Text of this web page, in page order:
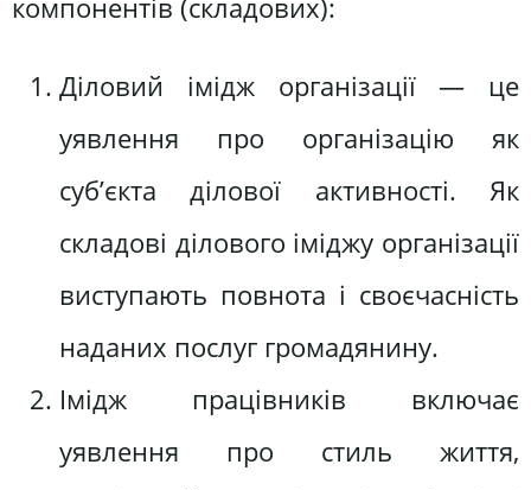
компонентів (складових):
Діловий імідж організації — це
уявлення про організацію як
суб’єкта ділової активності. Як
складові ділового іміджу організації
виступають повнота і своєчасність
наданих послуг громадянину.
Імідж працівників включає
уявлення про стиль життя,